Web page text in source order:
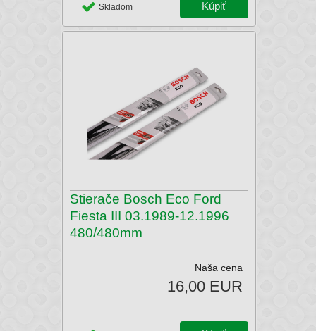
Skladom
Stierače Bosch Eco Ford
Fiesta III 03.1989-12.1996
480/480mm
Naša cena
16,00 EUR